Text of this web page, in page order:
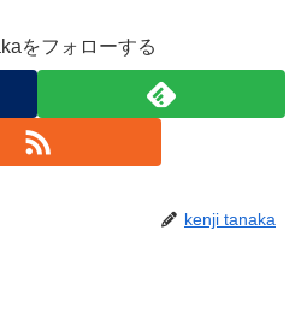
をフォローする
kenji tanaka